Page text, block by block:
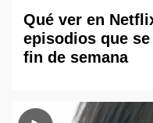
Qué ver en
episodios que
fin de semana